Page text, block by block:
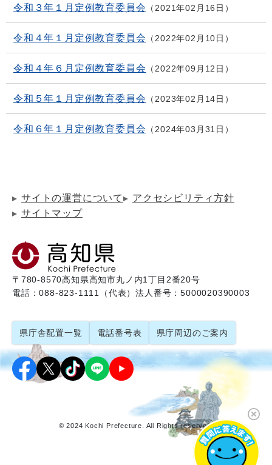
令和３年１月定例教育委員会 2021年02月16日
令和４年１月定例教育委員会 2022年02月10日
令和４年６月定例教育委員会 2022年09月12日
令和５年１月定例教育委員会 2023年02月14日
令和６年１月定例教育委員会 2024年03月31日
サイトの運営について
アクセシビリティ方針
サイトマップ
〒780-8570高知県高知市丸ノ内1丁目2番20号
電話：088-823-1111（代表）法人番号：5000020390003
県庁舎配置一覧 電話番号表 県庁周辺のご案内
© 2024 Kochi Prefecture. All Rights reserved.